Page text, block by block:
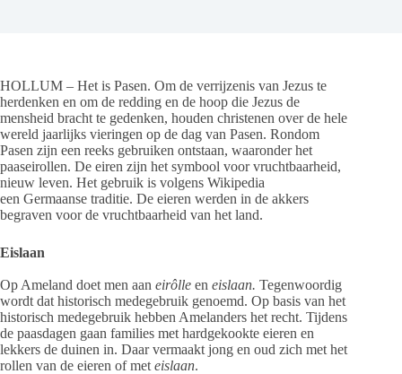
HOLLUM – Het is Pasen. Om de verrijzenis van Jezus te
herdenken en om de redding en de hoop die Jezus de
mensheid bracht te gedenken, houden christenen over de hele
wereld jaarlijks vieringen op de dag van Pasen. Rondom
Pasen zijn een reeks gebruiken ontstaan, waaronder het
paaseirollen. De eiren zijn het symbool voor vruchtbaarheid,
nieuw leven. Het gebruik is volgens Wikipedia
een Germaanse traditie. De eieren werden in de akkers
begraven voor de vruchtbaarheid van het land.
Eislaan
Op Ameland doet men aan eirôlle en eislaan. Tegenwoordig
wordt dat historisch medegebruik genoemd. Op basis van het
historisch medegebruik hebben Amelanders het recht. Tijdens
de paasdagen gaan families met hardgekookte eieren en
lekkers de duinen in. Daar vermaakt jong en oud zich met het
rollen van de eieren of met eislaan.